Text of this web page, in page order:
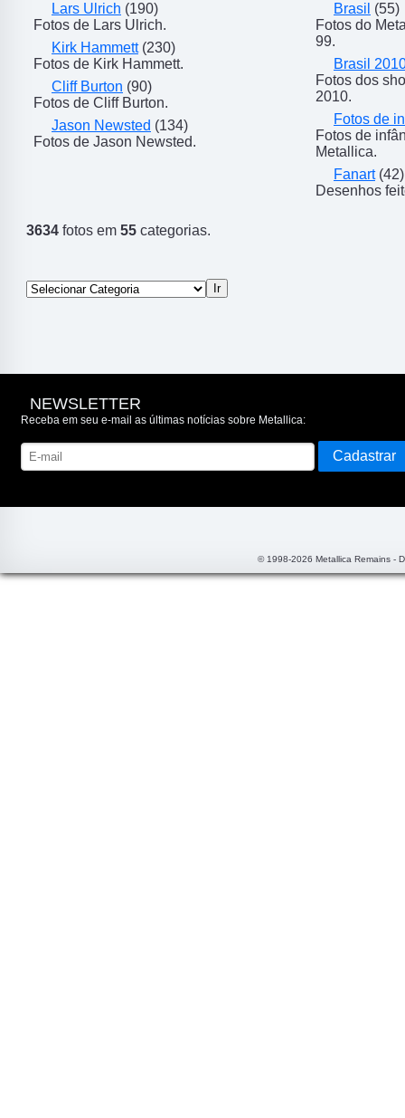
Lars Ulrich (190)
Fotos de Lars Ulrich.
Kirk Hammett(230)
Fotos de Kirk Hammett.
Cliff Burton (90)
Fotos de Cliff Burton.
Jason Newsted (134)
Fotos de Jason Newsted.
Brasil (55)
Fotos do
99.
Brasil
Fotos dos
2010.
Fotos de
Fotos de
Metallica.
Fanart(42)
Desenhos
3634 fotos em 55 categorias.
NEWSLETTER
Receba em seu e-mail as últimas notícias sobre Metallica:
© 1998-2026 Metallica Remains -